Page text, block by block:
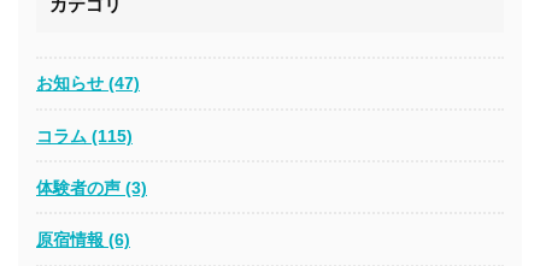
お知らせ (47)
コラム (115)
体験者の声 (3)
原宿情報 (6)